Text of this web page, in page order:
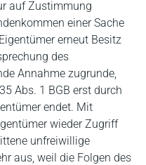
auf Zustimmung
einer Sache
erneut Besitz
des
Annahme zugrunde,
Abs. 1 BGB erst durch
endet. Mit
wieder Zugriff
unfreiwillige
aus, weil die Folgen des